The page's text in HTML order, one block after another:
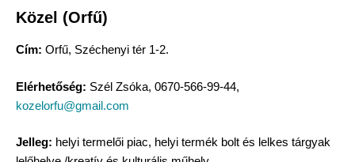
Közel (Orfű)
Cím: Orfű, Széchenyi tér 1-2.
Elérhetőség: Szél Zsóka, 0670-566-99-44,
kozelorfu@gmail.com
Jelleg: helyi termelői piac, helyi termék bolt és lelkes tárgyak